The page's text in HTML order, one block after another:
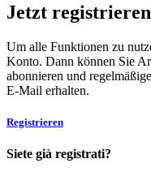
Jetzt
Um alle Funktionen zu
Konto. Dann können Sie
abonnieren und
E-Mail erhalten.
Registrieren
Siete già registrati?